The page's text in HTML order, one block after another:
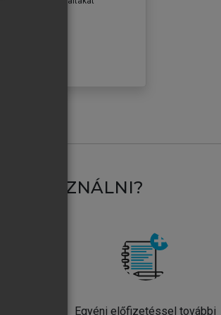
HASZNÁLNI?
Egyéni előfizetéssel további